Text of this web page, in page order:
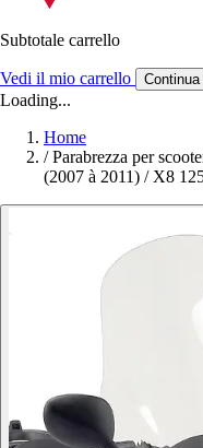
Subtotale carrello
Vedi il mio carrello
Loading...
Home
/ Parabrezza per
(2007 à 2011) / X8